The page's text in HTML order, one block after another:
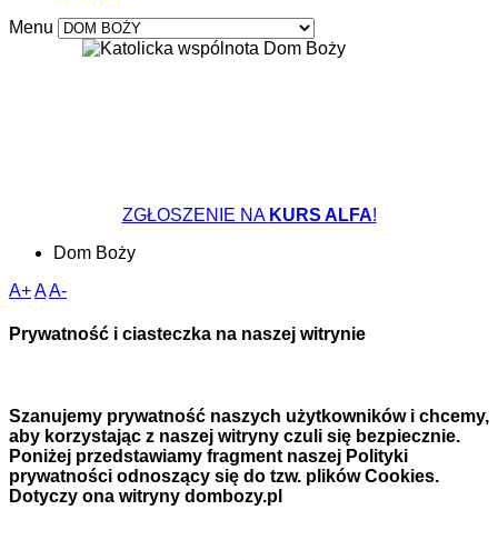
Menu
ZGŁOSZENIE NA KURS ALFA!
Dom Boży
A+AA-
Prywatność i ciasteczka na naszej witrynie
Szanujemy prywatność naszych użytkowników i chcemy,
aby korzystając z naszej witryny czuli się bezpiecznie.
Poniżej przedstawiamy fragment naszej Polityki
prywatności odnoszący się do tzw. plików Cookies.
Dotyczy ona witryny dombozy.pl